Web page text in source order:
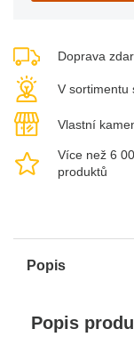
Doprava
V sortimentu
Vlastní
Více než 6
produktů
Popis
Popis